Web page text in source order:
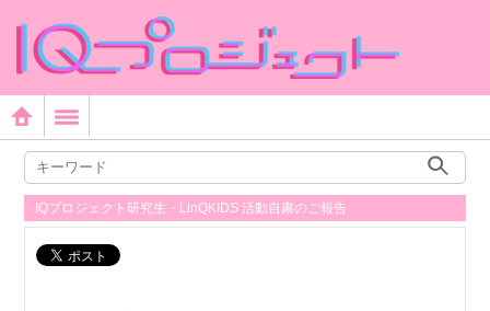
IQプロジェクト研究生・LinQKIDS 活動自粛のご報告